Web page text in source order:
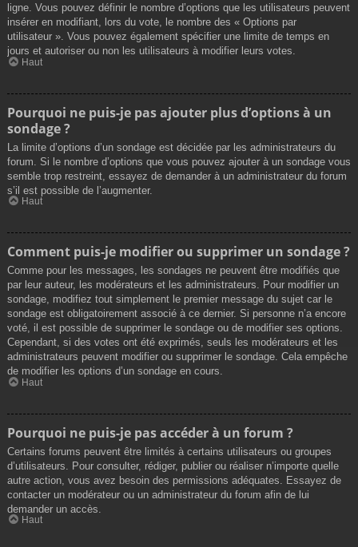
ligne. Vous pouvez définir le nombre d’options que les utilisateurs peuvent
insérer en modifiant, lors du vote, le nombre des « Options par
utilisateur ». Vous pouvez également spécifier une limite de temps en
jours et autoriser ou non les utilisateurs à modifier leurs votes.
Haut
Pourquoi ne puis-je pas ajouter plus d’options à un
sondage ?
La limite d’options d’un sondage est décidée par les administrateurs du
forum. Si le nombre d’options que vous pouvez ajouter à un sondage vous
semble trop restreint, essayez de demander à un administrateur du forum
s’il est possible de l’augmenter.
Haut
Comment puis-je modifier ou supprimer un sondage ?
Comme pour les messages, les sondages ne peuvent être modifiés que
par leur auteur, les modérateurs et les administrateurs. Pour modifier un
sondage, modifiez tout simplement le premier message du sujet car le
sondage est obligatoirement associé à ce dernier. Si personne n’a encore
voté, il est possible de supprimer le sondage ou de modifier ses options.
Cependant, si des votes ont été exprimés, seuls les modérateurs et les
administrateurs peuvent modifier ou supprimer le sondage. Cela empêche
de modifier les options d’un sondage en cours.
Haut
Pourquoi ne puis-je pas accéder à un forum ?
Certains forums peuvent être limités à certains utilisateurs ou groupes
d’utilisateurs. Pour consulter, rédiger, publier ou réaliser n’importe quelle
autre action, vous avez besoin des permissions adéquates. Essayez de
contacter un modérateur ou un administrateur du forum afin de lui
demander un accès.
Haut